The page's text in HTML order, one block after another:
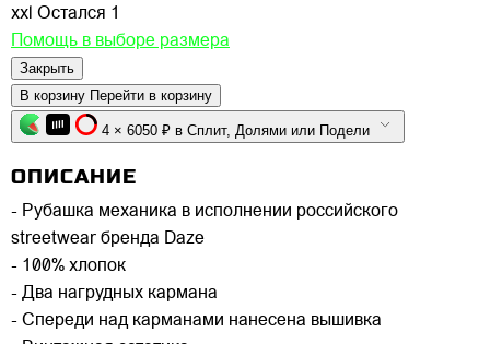
xxl Остался 1
Помощь в выборе размера
Закрыть
В корзину Перейти в корзину
4 × 6050 ₽ в Сплит, Долями или Подели
ОПИСАНИЕ
- Рубашка механика в исполнении российского
streetwear бренда Daze
- 100% хлопок
- Два нагрудных кармана
- Спереди над карманами нанесена вышивка